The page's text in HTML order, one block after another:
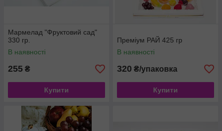
Мармелад "Фруктовий сад"
330 гр.
В наявності
255 ₴
Купити
Преміум РАЙ 425 гр
В наявності
320 ₴/упаковка
Купити